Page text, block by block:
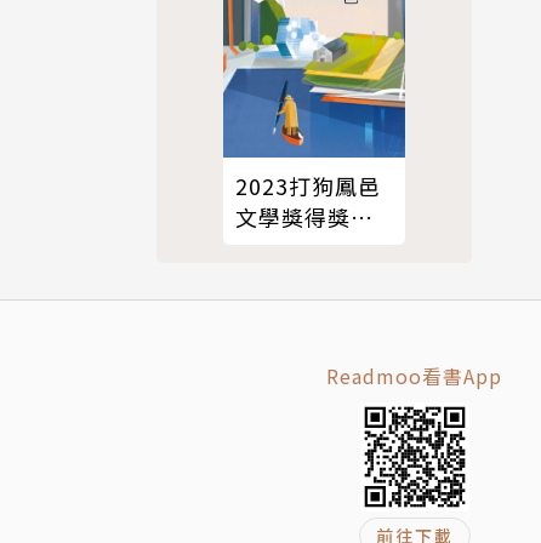
幻小說
次獲得
美國羅
2023打狗鳳邑
文學獎得獎作
Readmoo看書App
前往下載